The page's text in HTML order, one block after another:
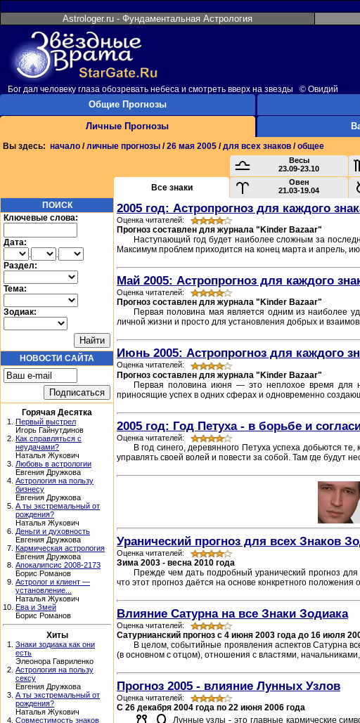
Astrologer.ru - Фундаментальная Астрология
Бог дал человеку глаза обозревать небеса и смотреть вверх на звезды © Овидий
Общие Прогнозы
Личные Прогнозы
Вы здесь: начало /личные прогнозы /26 мая 2005 /для всех знаков /общее
Весы
23.09-23.10
Все знаки
Овен
21.03-19.04
ПОИСК
Ключевые слова:
Дата:
.
.
Раздел:
Тема:
Зодиак:
НОВОСТИ САЙТА
Горячая Десятка
1. Первый выстрел
Игорь Гайнутдинов
2. Как справляться с
неудачами?
Наталья Жукович
3. Любовь в астрологии
Евгения Дружкова
4. Астрология на пользу
бизнесу
Евгения Дружкова
5. А ты экстремальный от
рождения?
Наталья Жукович
6. Деньги и духовность
Евгения Дружкова
7. Кармическая астрология
Евгения Дружкова
8. Апокалипсис 2008-2173
Борис Романов
9. Астролог и клиент —
установление...
Наталья Жукович
10. Ева и Змей
Борис Романов
Хиты
1. Знаки зодиака как они
есть
Элеонора Гавриленко
2. Астрология на пользу
сексу
Евгения Дружкова
3. А ты экстремальный от
рождения?
Наталья Жукович
4. Совместимость знаков
2005 год: Астропрогноз для каждого
Оценка читателей:
Прогноз составлен для журнала "Kinder Bazaar"
Наступающий год будет наиболее сложным за
Максимум проблем приходится на конец марта и апрель,
Май 2005: Астропрогноз для каждого
Оценка читателей:
Прогноз составлен для журнала "Kinder Bazaar"
Первая половина мая является одним из наиболее
личной жизни и просто для установления добрых и
Июнь 2005: Астропрогноз для каждого
Оценка читателей:
Прогноз составлен для журнала "Kinder Bazaar"
Первая половина июня — это неплохое время для
приносящие успех в одних сферах и одновременно
2005 год: Год Петуха - в борьбе и
Оценка читателей:
В год синего, деревянного Петуха успеха добьются
управлять своей волей и повести за собой. Там где будут
Уранический прогноз для всех Знаков
Оценка читателей:
Зима 2003 - весна 2010 года
Прежде чем дать подробный уранический прогноз
что этот прогноз даётся на основе конкретного
Влияние Сатурна на все Знаки Зодиака
Оценка читателей:
Сатурнианский прогноз с 4 июня 2003 года до 16 июля
В целом, событийные проявления аспектов Сатурна
(в основном с отцом), отношения с властями,
Прогноз 2005 - влияние Лунных Узлов
Оценка читателей:
C 26 декабря 2004 года по 22 июня 2006 года
Лунные узлы - это главные кармические